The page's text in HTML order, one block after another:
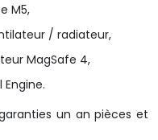
M5,
/ radiateur,
MagSafe 4,
un an pièces et